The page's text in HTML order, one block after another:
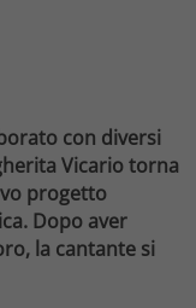
con diversi
Vicario torna
progetto
Dopo aver
la cantante si